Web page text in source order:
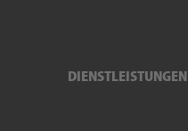
DIENSTLEISTUNGEN